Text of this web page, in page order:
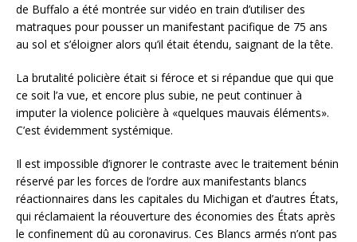
de Buffalo a été montrée sur vidéo en train d’utiliser des
matraques pour pousser un manifestant pacifique de 75 ans
au sol et s’éloigner alors qu’il était étendu, saignant de la tête.
La brutalité policière était si féroce et si répandue que qui que
ce soit l’a vue, et encore plus subie, ne peut continuer à
imputer la violence policière à «quelques mauvais éléments».
C’est évidemment systémique.
Il est impossible d’ignorer le contraste avec le traitement bénin
réservé par les forces de l’ordre aux manifestants blancs
réactionnaires dans les capitales du Michigan et d’autres États,
qui réclamaient la réouverture des économies des États après
le confinement dû au coronavirus. Ces Blancs armés n’ont pas